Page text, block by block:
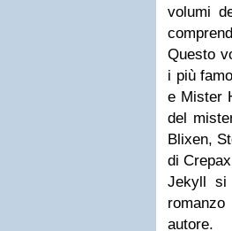
volumi
Questo
i più
e Mister
del
Blixen,
di
Jekyll si
autore.